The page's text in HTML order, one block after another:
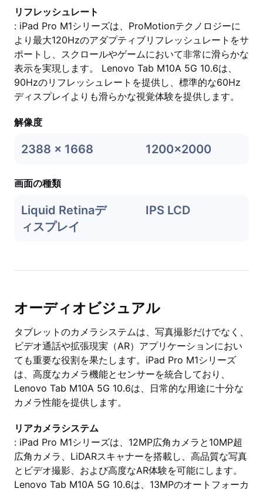
リフレッシュレート
: iPad Pro M1シリーズは、ProMotionテクノロジーに
より最大120Hzのアダプティブリフレッシュレートをサ
ポートし、スクロールやゲームにおいて非常に滑らかな
表示を実現します。 Lenovo Tab M10A 5G 10.6は、
90Hzのリフレッシュレートを提供し、標準的な60Hz
ディスプレイよりも滑らかな視覚体験を提供します。
解像度
2388 x 1668 1200x2000
画面の種類
Liquid Retinaデ
ィスプレイ
IPS LCD
オーディオビジュアル
タブレットのカメラシステムは、写真撮影だけでなく、
ビデオ通話や拡張現実（AR）アプリケーションにおい
ても重要な役割を果たします。iPad Pro M1シリーズ
は、高度なカメラ機能とセンサーを統合しており、
Lenovo Tab M10A 5G 10.6は、日常的な用途に十分な
カメラ性能を提供します。
リアカメラシステム
: iPad Pro M1シリーズは、12MP広角カメラと10MP超
広角カメラ、LiDARスキャナーを搭載し、高品質な写真
とビデオ撮影、および高度なAR体験を可能にします。
Lenovo Tab M10A 5G 10.6は、13MPのオートフォーカ